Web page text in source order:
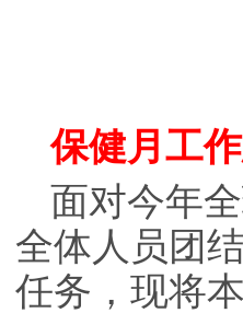
保健月工
面对今年
全体人员团
任务，现将